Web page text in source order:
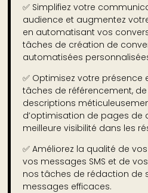
✅ Simplifiez votre
audience et augmentez
en automatisant vos
tâches de création de
automatisées
✅ Optimisez votre présence
tâches de référencement,
descriptions
d’optimisation de pages de
meilleure visibilité dans les
✅Améliorez la qualité de
vos messages SMS et de
nos tâches de rédaction de
messages efficaces.